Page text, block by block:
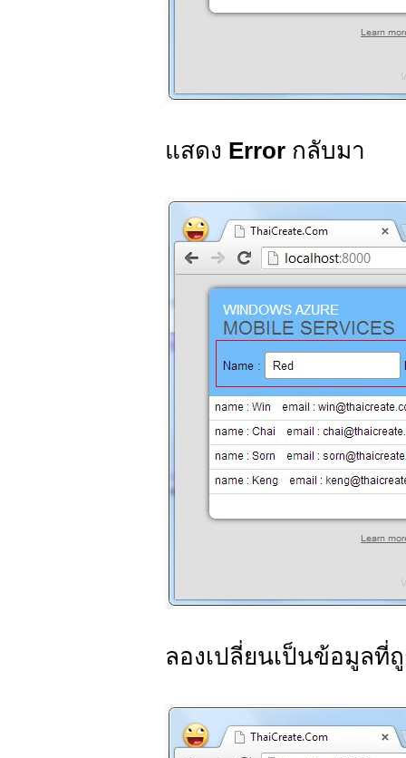
แสดง Error กลับมา
ลองเปลี่ยนเป็นข้อมูลที่